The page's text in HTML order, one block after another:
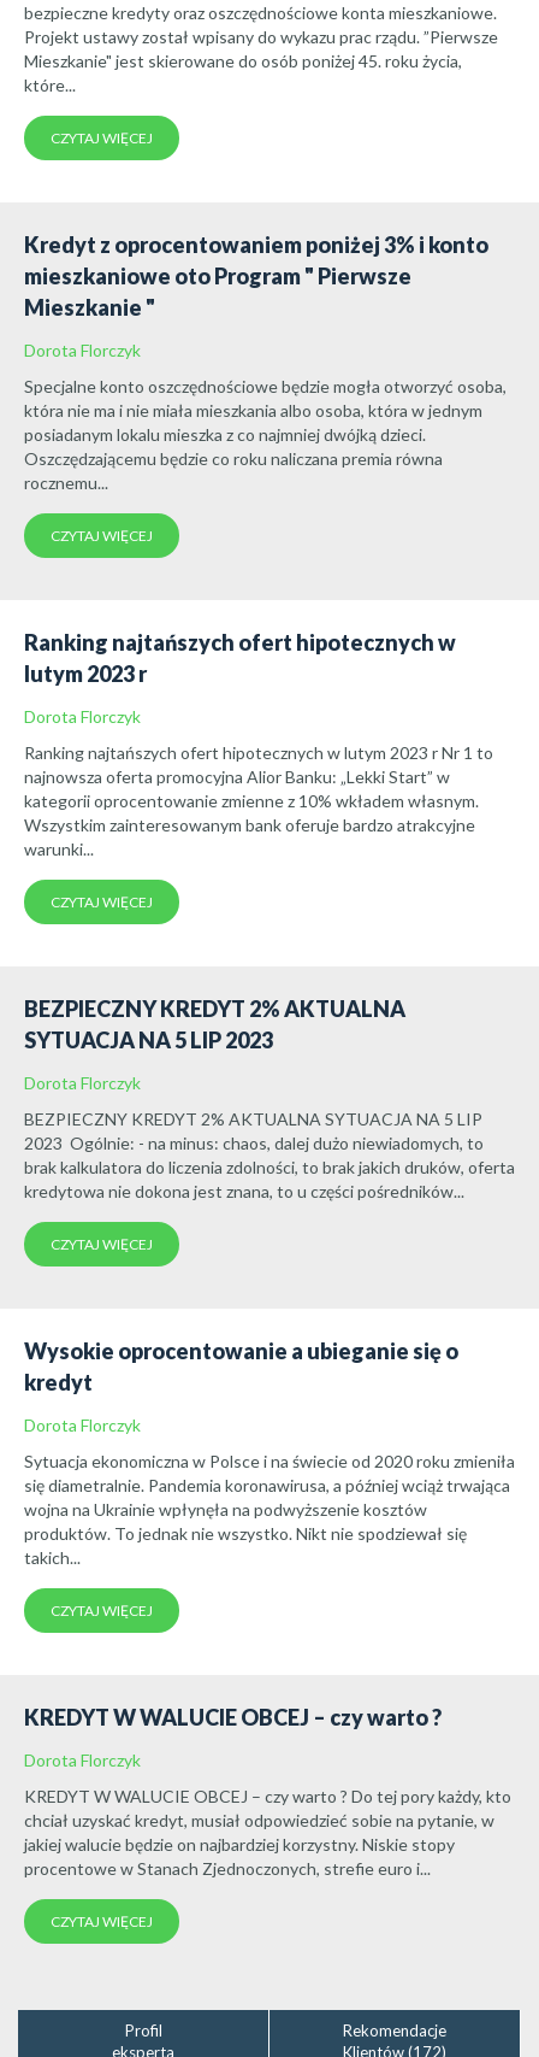
bezpieczne kredyty oraz oszczędnościowe konta mieszkaniowe.
Projekt ustawy został wpisany do wykazu prac rządu. ”Pierwsze
Mieszkanie" jest skierowane do osób poniżej 45. roku życia,
które...
CZYTAJ WIĘCEJ
Kredyt z oprocentowaniem poniżej 3% i konto
mieszkaniowe oto Program " Pierwsze
Mieszkanie "
Dorota Florczyk
Specjalne konto oszczędnościowe będzie mogła otworzyć osoba,
która nie ma i nie miała mieszkania albo osoba, która w jednym
posiadanym lokalu mieszka z co najmniej dwójką dzieci.
Oszczędzającemu będzie co roku naliczana premia równa
rocznemu...
CZYTAJ WIĘCEJ
Ranking najtańszych ofert hipotecznych w
lutym 2023 r
Dorota Florczyk
Ranking najtańszych ofert hipotecznych w lutym 2023 r Nr 1 to
najnowsza oferta promocyjna Alior Banku: „Lekki Start” w
kategorii oprocentowanie zmienne z 10% wkładem własnym.
Wszystkim zainteresowanym bank oferuje bardzo atrakcyjne
warunki...
CZYTAJ WIĘCEJ
BEZPIECZNY KREDYT 2% AKTUALNA
SYTUACJA NA 5 LIP 2023
Dorota Florczyk
BEZPIECZNY KREDYT 2% AKTUALNA SYTUACJA NA 5 LIP
2023 Ogólnie: - na minus: chaos, dalej dużo niewiadomych, to
brak kalkulatora do liczenia zdolności, to brak jakich druków, oferta
kredytowa nie dokona jest znana, to u części pośredników...
CZYTAJ WIĘCEJ
Wysokie oprocentowanie a ubieganie się o
kredyt
Dorota Florczyk
Sytuacja ekonomiczna w Polsce i na świecie od 2020 roku zmieniła
się diametralnie. Pandemia koronawirusa, a później wciąż trwająca
wojna na Ukrainie wpłynęła na podwyższenie kosztów
produktów. To jednak nie wszystko. Nikt nie spodziewał się
takich...
CZYTAJ WIĘCEJ
KREDYT W WALUCIE OBCEJ – czy warto ?
Dorota Florczyk
KREDYT W WALUCIE OBCEJ – czy warto ? Do tej pory każdy, kto
chciał uzyskać kredyt, musiał odpowiedzieć sobie na pytanie, w
jakiej walucie będzie on najbardziej korzystny. Niskie stopy
procentowe w Stanach Zjednoczonych, strefie euro i...
CZYTAJ WIĘCEJ
Profil
eksperta
Rekomendacje
Klientów (172)